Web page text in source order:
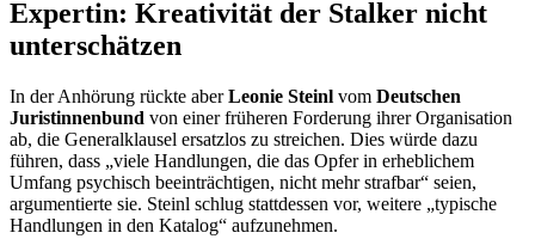
Expertin: Kreativität der Stalker nicht
unterschätzen
In der Anhörung rückte aberLeonie Steinl vom Deutschen
Juristinnenbund von einer früheren Forderung ihrer Organisation
ab, die Generalklausel ersatzlos zu streichen. Dies würde dazu
führen, dass „viele Handlungen, die das Opfer in erheblichem
Umfang psychisch beeinträchtigen, nicht mehr strafbar“ seien,
argumentierte sie. Steinl schlug stattdessen vor, weitere „typische
Handlungen in den Katalog“ aufzunehmen.